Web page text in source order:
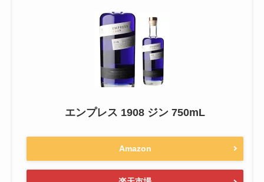
エンプレス 1908 ジン 750mL
Amazon